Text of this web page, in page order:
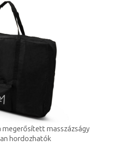
megerősített masszázságy
hordozhatók